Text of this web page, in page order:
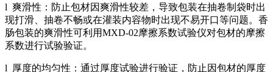
l 爽滑性：防止包材因爽滑性较差，导致包装在抽卷制袋时出
现打滑、抽卷不畅或在灌装内容物时出现不易开口等问题。香
肠包装的爽滑性可利用MXD-02摩擦系数试验仪对包材的摩擦
系数进行试验验证。
l 厚度的均匀性：通过厚度试验进行验证，防止因包材的厚度